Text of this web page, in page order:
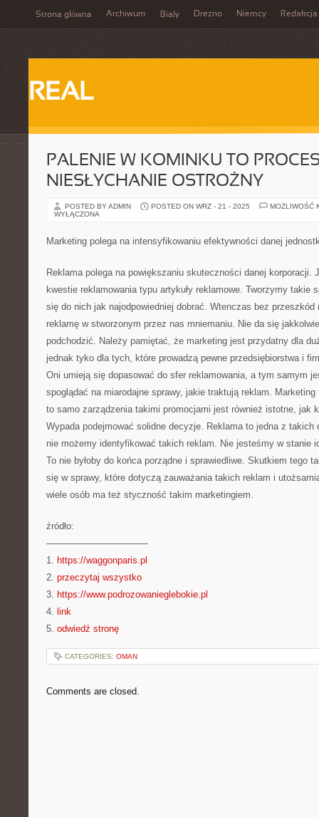
Strona główna Archiwum Biały Drezno Niemcy Redakcja
REAL
PALENIE W KOMINKU TO
NIESŁYCHANIE OSTROŻNY
POSTED BY ADMIN POSTED ON WRZ - 21 - 2025
MOŻLIWOŚĆ
WYŁĄCZONA
Marketing polega na intensyfikowaniu efektywności danej
Reklama polega na powiększaniu skuteczności danej korporacji.
kwestie reklamowania typu artykuły reklamowe. Tworzymy takie
się do nich jak najodpowiedniej dobrać. Wtenczas bez
reklamę w stworzonym przez nas mniemaniu. Nie da się
podchodzić. Należy pamiętać, że marketing jest przydatny dla
jednak tyko dla tych, które prowadzą pewne przedsiębiorstwa i
Oni umieją się dopasować do sfer reklamowania, a tym samym
spoglądać na miarodajne sprawy, jakie traktują reklam.
to samo zarządzenia takimi promocjami jest również istotne, jak
Wypada podejmować solidne decyzje. Reklama to jedna z
nie możemy identyfikować takich reklam. Nie jesteśmy w stanie
To nie byłoby do końca porządne i sprawiedliwe. Skutkiem tego
się w sprawy, które dotyczą zauważania takich reklam i
wiele osób ma też styczność takim marketingiem.
źródło:
———————————
1. https://waggonparis.pl
2. przeczytaj wszystko
3. https://www.podrozowanieglebokie.pl
4. link
5. odwiedź stronę
CATEGORIES: OMAN
Comments are closed.